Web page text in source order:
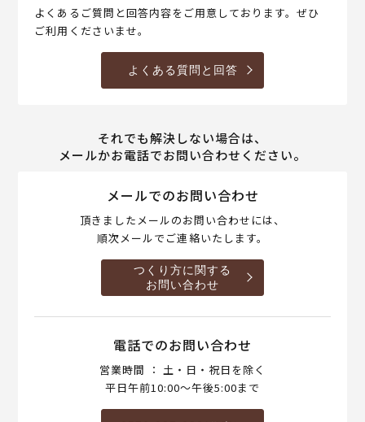
よくあるご質問と回答内容をご用意しております。ぜひ
ご利用くださいませ。
よくある質問と回答
それでも解決しない場合は、
メールかお電話でお問い合わせください。
メールでのお問い合わせ
頂きましたメールのお問い合わせには、
順次メールでご連絡いたします。
つくり方に関する
お問い合わせ
電話でのお問い合わせ
営業時間 ： 土・日・祝日を除く
平日午前10:00～午後5:00まで